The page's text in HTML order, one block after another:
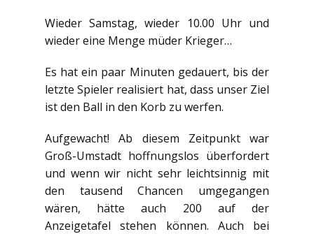
Wieder Samstag, wieder 10.00 Uhr und
wieder eine Menge müder Krieger…
Es hat ein paar Minuten gedauert, bis der
letzte Spieler realisiert hat, dass unser Ziel
ist den Ball in den Korb zu werfen.
Aufgewacht! Ab diesem Zeitpunkt war
Groß-Umstadt hoffnungslos überfordert
und wenn wir nicht sehr leichtsinnig mit
den tausend Chancen umgegangen
wären, hätte auch 200 auf der
Anzeigetafel stehen können. Auch bei